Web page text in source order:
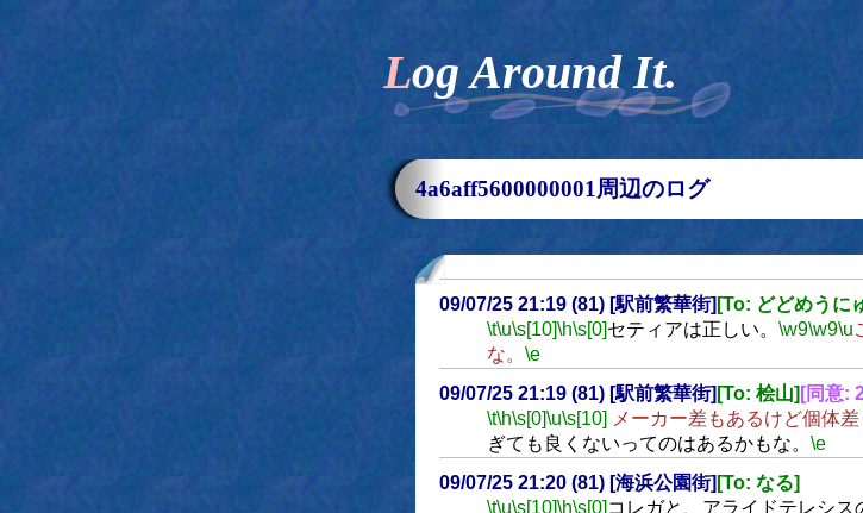
Log Around It.
4a6aff5600000001周辺のログ
09/07/25 21:19 (81) [駅前繁華街] [To: どどめうに
\t\u\s[10]\h\s[0]セティアは正しい。 \w9\w9\u
な。 \e
09/07/25 21:19 (81) [駅前繁華街] [To: 桧山] [同意:
\t\h\s[0]\u\s[10] メーカー差もあるけど個体差
ぎても良くないってのはあるかもな。 \e
09/07/25 21:20 (81) [海浜公園街] [To: なる]
\t\u\s[10]\h\s[0] コレガと、アライドテレシ